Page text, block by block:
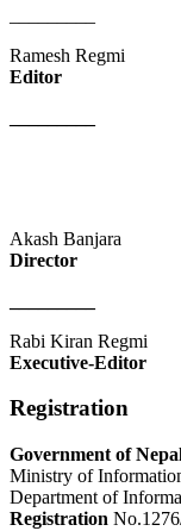
Ramesh Regmi
Editor
Akash Banjara
Director
Rabi Kiran Regmi
Executive-Editor
Registration
Government of
Ministry of
Department of
Registration